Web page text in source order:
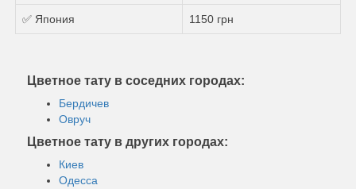
✅ Япония 1150 грн
Цветное тату в соседних городах:
Бердичев
Овруч
Цветное тату в других городах:
Киев
Одесса